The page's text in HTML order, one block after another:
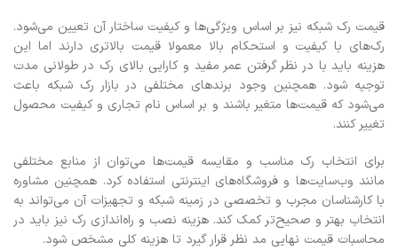
قیمت رک شبکه نیز بر اساس ویژگی‌ها و کیفیت ساختار آن تعیین می‌شود.
رک‌های با کیفیت و استحکام بالا معمولا قیمت بالاتری دارند اما این
هزینه باید با در نظر گرفتن عمر مفید و کارایی بالای رک در طولانی مدت
توجیه شود. همچنین وجود برندهای مختلفی در بازار رک شبکه باعث
می‌شود که قیمت‌ها متغیر باشند و بر اساس نام تجاری و کیفیت محصول
تغییر کنند.
برای انتخاب رک مناسب و مقایسه قیمت‌ها می‌توان از منابع مختلفی
مانند وب‌سایت‌ها و فروشگاه‌های اینترنتی استفاده کرد. همچنین مشاوره
با کارشناسان مجرب و تخصصی در زمینه شبکه و تجهیزات آن می‌تواند به
انتخاب بهتر و صحیح‌تر کمک کند. هزینه نصب و راه‌اندازی رک نیز باید در
محاسبات قیمت نهایی مد نظر قرار گیرد تا هزینه کلی مشخص شود.